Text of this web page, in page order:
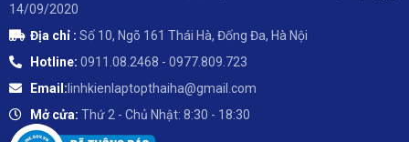
14/09/2020
Địa chỉ : Số 10, Ngõ 161 Thái Hà, Đống Đa, Hà Nội
Hotline: 0911.08.2468 - 0977.809.723
Email: linhkienlaptopthaiha@gmail.com
Mở cửa: Thứ 2 - Chủ Nhật: 8:30 - 18:30